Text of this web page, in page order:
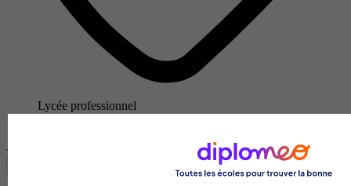
Lycée professionnel
Afficher plus de résultats